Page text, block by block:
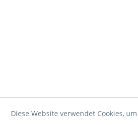
Diese Website verwendet Cookies,